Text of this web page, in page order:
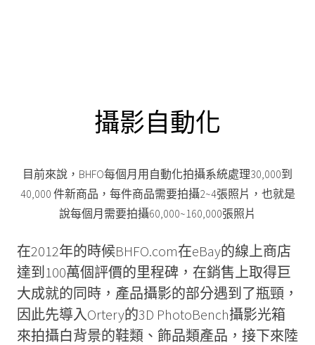
攝影自動化
目前來說，BHFO每個月用自動化拍攝系統處理30,000到
40,000 件新商品，每件商品需要拍攝2~4張照片，也就是
說每個月需要拍攝60,000~160,000張照片
在2012年的時候BHFO.com在eBay的線上商店
達到100萬個評價的里程碑，在銷售上取得巨
大成就的同時，產品攝影的部分遇到了瓶頸，
因此先導入Ortery的3D PhotoBench攝影光箱
來拍攝白背景的鞋類、飾品類產品，接下來陸